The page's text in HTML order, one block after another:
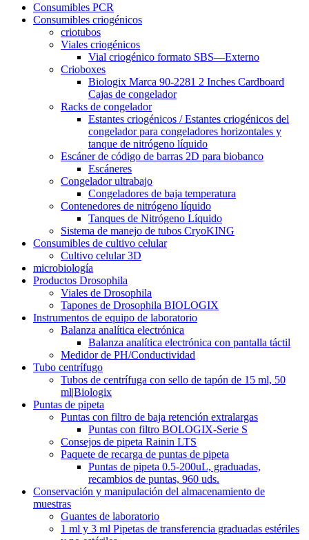
Consumibles PCR
Consumibles criogénicos
criotubos
Viales criogénicos
Vial criogénico formato SBS—Externo
Crioboxes
Biologix Marca 90-2281 2 Inches Cardboard
Cajas de congelador
Racks de congelador
Estantes criogénicos / Estantes criogénicos del
congelador para congeladores horizontales y
tanque de nitrógeno líquido
Escáner de código de barras 2D para biobanco
Escáneres
Congelador ultrabajo
Congeladores de baja temperatura
Contenedores de nitrógeno líquido
Tanques de Nitrógeno Líquido
Sistema de manejo de tubos CryoKING
Consumibles de cultivo celular
Cultivo celular 3D
microbiología
Productos Drosophila
Viales de Drosophila
Tapones de Drosophila BIOLOGIX
Instrumentos de equipo de laboratorio
Balanza analítica electrónica
Balanza analítica electrónica con pantalla táctil
Medidor de PH/Conductividad
Tubo centrífugo
Tubos de centrífuga con sello de tapón de 15 ml, 50
ml|Biologix
Puntas de pipeta
Puntas con filtro de baja retención extralargas
Puntas con filtro BOLOGIX-Serie S
Consejos de pipeta Rainin LTS
Paquete de recarga de puntas de pipeta
Puntas de pipeta 0.5-200uL, graduadas,
recambios de puntas, 960 uds.
Conservación y manipulación del almacenamiento de
muestras
Guantes de laboratorio
1 ml y 3 ml Pipetas de transferencia graduadas estériles